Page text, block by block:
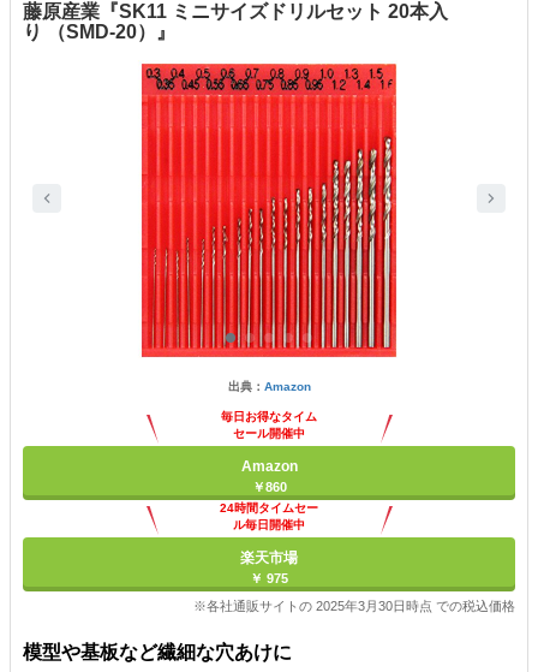
藤原産業『SK11 ミニサイズドリルセット 20本入
り （SMD-20）』
出典： Amazon
毎日お得なタイム
セール開催中
Amazon
￥860
24時間タイムセー
ル毎日開催中
楽天市場
￥ 975
※各社通販サイトの 2025年3月30日時点 での税込価格
模型や基板など繊細な穴あけに